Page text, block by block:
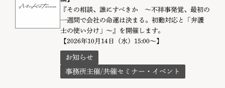
『その相談、誰にすべきか 〜不祥事発覚、最初の
一週間で会社の命運は決まる。初動対応と「弁護
士の使い分け」〜』を開催します。
【2026年10月14日（水）15:00～】
お知らせ
事務所主催/共催セミナー・イベント